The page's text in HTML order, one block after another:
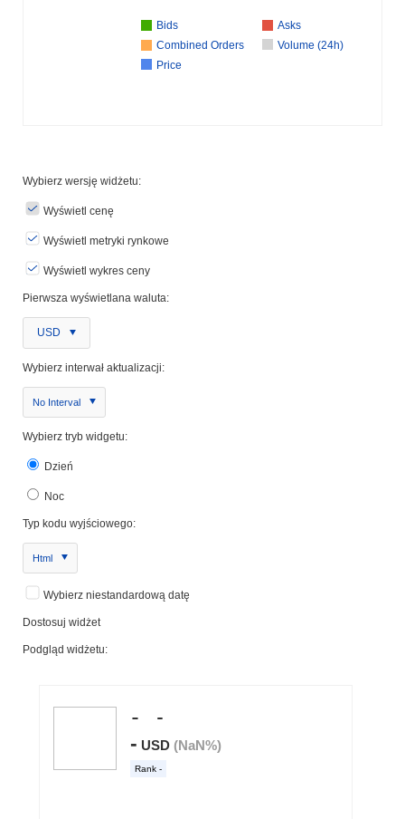
Bids
Asks
Combined Orders
Volume (24h)
Price
Wybierz wersję widżetu:
Wyświetl cenę
Wyświetl metryki rynkowe
Wyświetl wykres ceny
Pierwsza wyświetlana waluta:
USD
Wybierz interwał aktualizacji:
No Interval
Wybierz tryb widgetu:
Dzień
Noc
Typ kodu wyjściowego:
Html
Wybierz niestandardową datę
Dostosuj widżet
Podgląd widżetu: